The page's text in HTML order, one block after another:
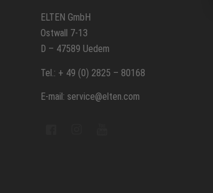
ELTEN GmbH
Ostwall 7-13
D – 47589 Uedem
Tel.: + 49 (0) 2825 – 80168
E-mail: service@elten.com